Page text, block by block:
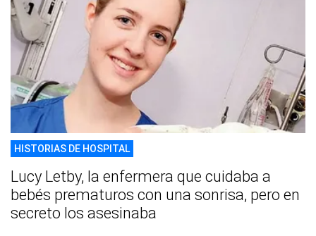
HISTORIAS DE HOSPITAL
Lucy Letby, la enfermera que cuidaba a
bebés prematuros con una sonrisa, pero en
secreto los asesinaba